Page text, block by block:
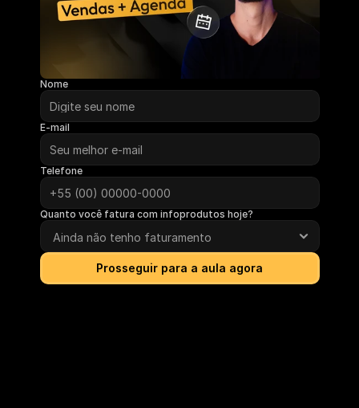
Nome
E-mail
Telefone
Quanto você fatura com infoprodutos hoje?
Prosseguir para a aula agora